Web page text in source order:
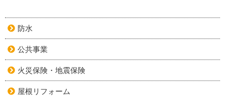
防水
公共事業
火災保険・地震保険
屋根リフォーム